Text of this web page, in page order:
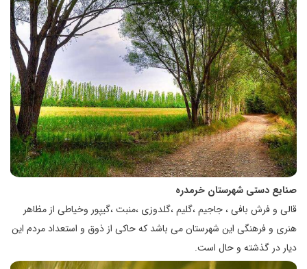
صنایع دستی شهرستان خرمدره
قالی و فرش بافی ، جاجیم ،گلیم ،گلدوزی ،منبت ،گیپور وخیاطی از مظاهر
هنری و فرهنگی این شهرستان می باشد که حاکی از ذوق و استعداد مردم این
دیار در گذشته و حال است.